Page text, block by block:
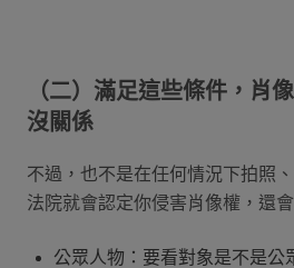
（二）滿足這些條件，肖
沒關係
不過，也不是在任何情況下拍照
法院就會認定你侵害肖像權，還
公眾人物：要看對象是不是公